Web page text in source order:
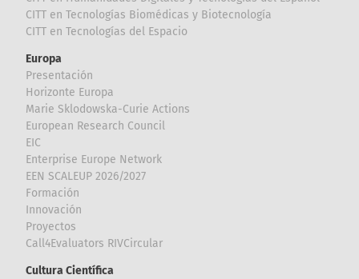
CITT en Tecnologías Biomédicas y Biotecnología
CITT en Tecnologías del Espacio
Europa
Presentación
Horizonte Europa
Marie Sklodowska-Curie Actions
European Research Council
EIC
Enterprise Europe Network
EEN SCALEUP 2026/2027
Formación
Innovación
Proyectos
Call4Evaluators RIVCircular
Cultura Científica